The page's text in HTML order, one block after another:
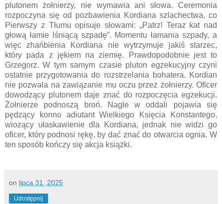
plutonem żołnierzy, nie wymawia ani słowa. Ceremonia
rozpoczyna się od pozbawienia Kordiana szlachectwa, co
Pierwszy z Tłumu opisuje słowami: „Patrz! Teraz kat nad
głową łamie lśniącą szpadę”. Momentu łamania szpady, a
więc zhańbienia Kordiana nie wytrzymuje jakiś starzec,
który pada z jękiem na ziemię. Prawdopodobnie jest to
Grzegorz. W tym samym czasie pluton egzekucyjny czyni
ostatnie przygotowania do rozstrzelania bohatera. Kordian
nie pozwala na zawiązanie mu oczu przez żołnierzy. Oficer
dowodzący plutonem daje znać do rozpoczęcia egzekucji.
Żołnierze podnoszą broń. Nagle w oddali pojawia się
pędzący konno adiutant Wielkiego Księcia Konstantego,
wiozący ułaskawienie dla Kordiana, jednak nie widzi go
oficer, który podnosi rękę, by dać znać do otwarcia ognia. W
ten sposób kończy się akcja książki.
on lipca 31, 2025
Udostępnij